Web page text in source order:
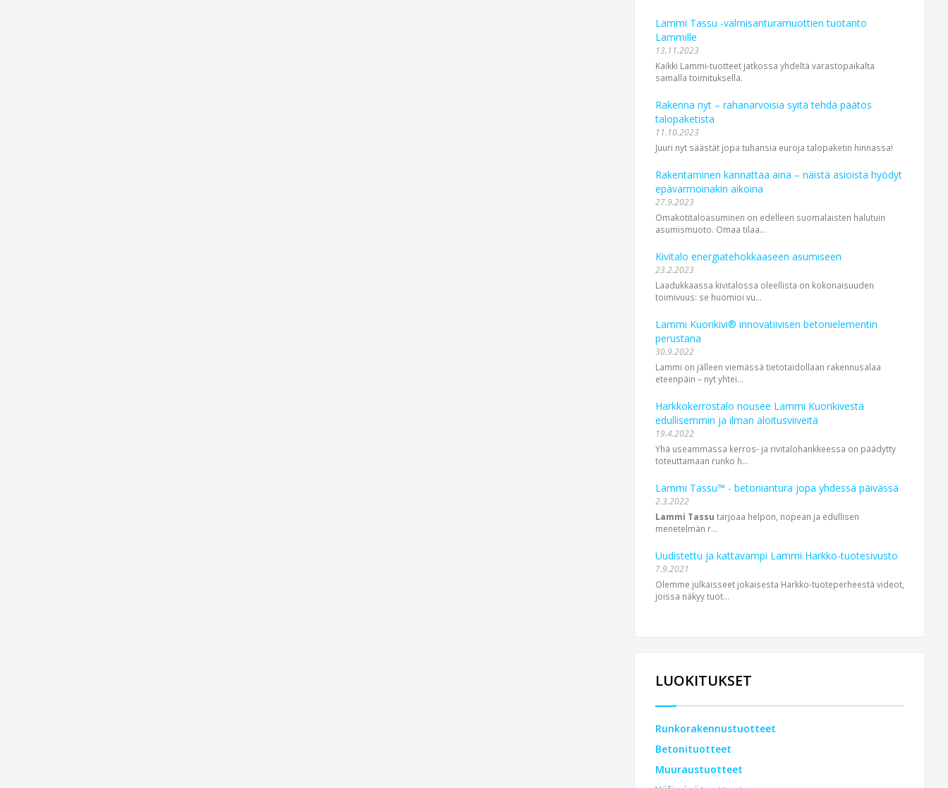
Lammi Tassu -valmisantura­muottien tuotanto
Lammille
13.11.2023
Kaikki Lammi-tuotteet jatkossa yhdeltä varastopaikalta
samalla toimituksella.
Rakenna nyt – rahanarvoisia syitä tehdä päätös
talopaketista
11.10.2023
Juuri nyt säästät jopa tuhansia euroja talopaketin hinnassa!
Rakentaminen kannattaa aina – näistä asioista hyödyt
epävarmoinakin aikoina
27.9.2023
Omakotitaloasuminen on edelleen suomalaisten halutuin
asumismuoto. Omaa tilaa...
Kivitalo energiatehokkaaseen asumiseen
23.2.2023
Laadukkaassa kivitalossa oleellista on kokonaisuuden
toimivuus: se huomioi vu...
Lammi Kuorikivi® innovatiivisen betonielementin
perustana
30.9.2022
Lammi on jälleen viemässä tietotaidollaan rakennusalaa
eteenpäin – nyt yhtei...
Harkkokerrostalo nousee Lammi Kuorikivestä
edullisemmin ja ilman aloitusviiveitä
19.4.2022
Yhä useammassa kerros- ja rivitalohankkeessa on päädytty
toteuttamaan runko h...
Lammi Tassu™ - betoniantura jopa yhdessä päivässä
2.3.2022
Lammi Tassu tarjoaa helpon, nopean ja edullisen
menetelmän r...
Uudistettu ja kattavampi Lammi Harkko-tuotesivusto
7.9.2021
Olemme julkaisseet jokaisesta Harkko-tuoteperheestä videot,
joissa näkyy tuot...
LUOKITUKSET
Runkorakennustuotteet
Betonituotteet
Muuraustuotteet